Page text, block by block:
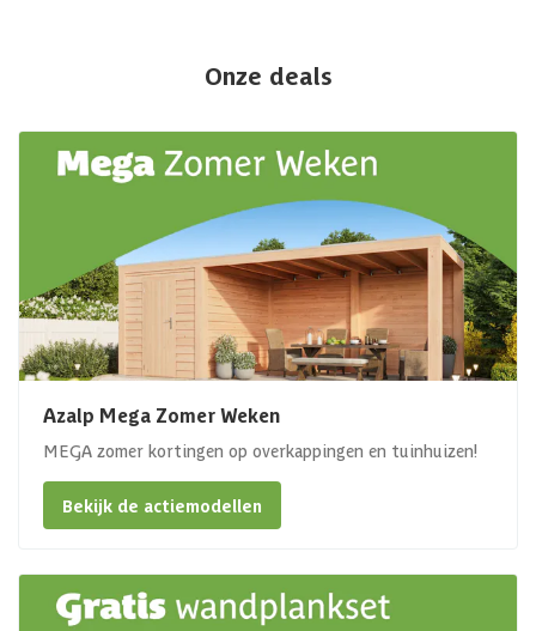
Onze deals
Azalp Mega Zomer Weken
MEGA zomer kortingen op overkappingen en tuinhuizen!
Bekijk de actiemodellen